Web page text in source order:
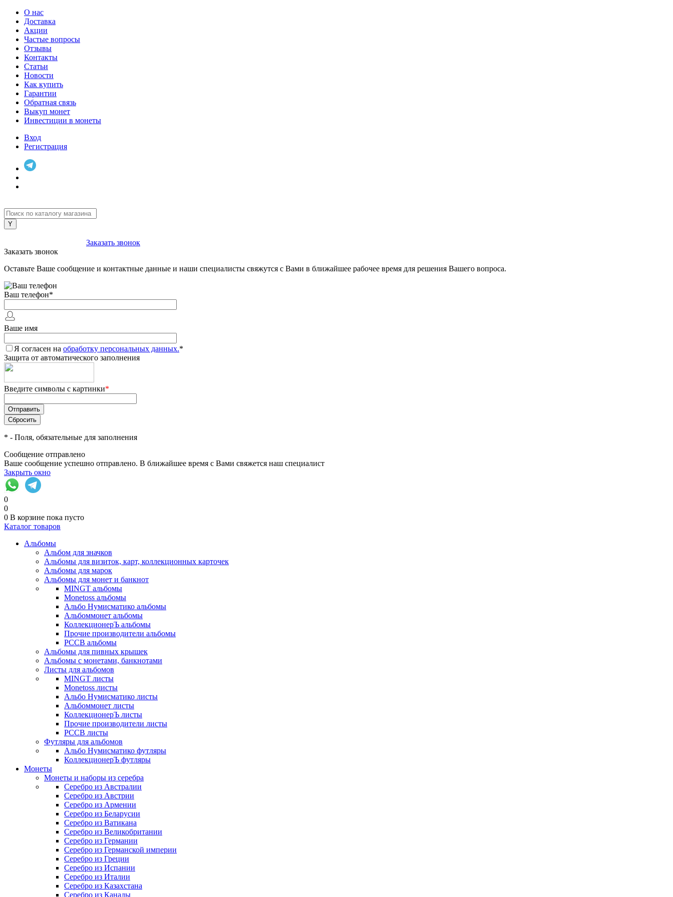
О нас
Доставка
Акции
Частые вопросы
Отзывы
Контакты
Статьи
Новости
Как купить
Гарантии
Обратная связь
Выкуп монет
Инвестиции в монеты
Вход
Регистрация
Заказать звонок
Заказать звонок
Оставьте Ваше сообщение и контактные данные и наши специалисты свяжутся с Вами в ближайшее рабочее время для решения Вашего вопроса.
Ваш телефон*
Ваше имя
Я согласен на обработку персональных данных.*
Защита от автоматического заполнения
Введите символы с картинки*
* - Поля, обязательные для заполнения
Сообщение отправлено
Ваше сообщение успешно отправлено. В ближайшее время с Вами свяжется наш специалист
Закрыть окно
0
0
0 В корзине пока пусто
Каталог товаров
Альбомы
Альбом для значков
Альбомы для визиток, карт, коллекционных карточек
Альбомы для марок
Альбомы для монет и банкнот
MINGT альбомы
Monetoss альбомы
Альбо Нумисматико альбомы
Альбоммонет альбомы
КоллекционерЪ альбомы
Прочие производители альбомы
РССВ альбомы
Альбомы для пивных крышек
Альбомы с монетами, банкнотами
Листы для альбомов
MINGT листы
Monetoss листы
Альбо Нумисматико листы
Альбоммонет листы
КоллекционерЪ листы
Прочие производители листы
РССВ листы
Футляры для альбомов
Альбо Нумисматико футляры
КоллекционерЪ футляры
Монеты
Монеты и наборы из серебра
Серебро из Австралии
Серебро из Австрии
Серебро из Армении
Серебро из Беларусии
Серебро из Ватикана
Серебро из Великобритании
Серебро из Германии
Серебро из Германской империи
Серебро из Греции
Серебро из Испании
Серебро из Италии
Серебро из Казахстана
Серебро из Канады